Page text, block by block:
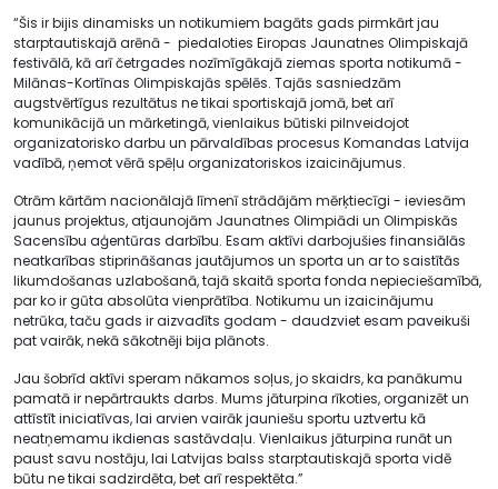
“Šis ir bijis dinamisks un notikumiem bagāts gads pirmkārt jau
starptautiskajā arēnā - piedaloties Eiropas Jaunatnes Olimpiskajā
festivālā, kā arī četrgades nozīmīgākajā ziemas sporta notikumā -
Milānas-Kortīnas Olimpiskajās spēlēs. Tajās sasniedzām
augstvērtīgus rezultātus ne tikai sportiskajā jomā, bet arī
komunikācijā un mārketingā, vienlaikus būtiski pilnveidojot
organizatorisko darbu un pārvaldības procesus Komandas Latvija
vadībā, ņemot vērā spēļu organizatoriskos izaicinājumus.
Otrām kārtām nacionālajā līmenī strādājām mērķtiecīgi - ieviesām
jaunus projektus, atjaunojām Jaunatnes Olimpiādi un Olimpiskās
Sacensību aģentūras darbību. Esam aktīvi darbojušies finansiālās
neatkarības stiprināšanas jautājumos un sporta un ar to saistītās
likumdošanas uzlabošanā, tajā skaitā sporta fonda nepieciešamībā,
par ko ir gūta absolūta vienprātība. Notikumu un izaicinājumu
netrūka, taču gads ir aizvadīts godam - daudzviet esam paveikuši
pat vairāk, nekā sākotnēji bija plānots.
Jau šobrīd aktīvi speram nākamos soļus, jo skaidrs, ka panākumu
pamatā ir nepārtraukts darbs. Mums jāturpina rīkoties, organizēt un
attīstīt iniciatīvas, lai arvien vairāk jauniešu sportu uztvertu kā
neatņemamu ikdienas sastāvdaļu. Vienlaikus jāturpina runāt un
paust savu nostāju, lai Latvijas balss starptautiskajā sporta vidē
būtu ne tikai sadzirdēta, bet arī respektēta.”